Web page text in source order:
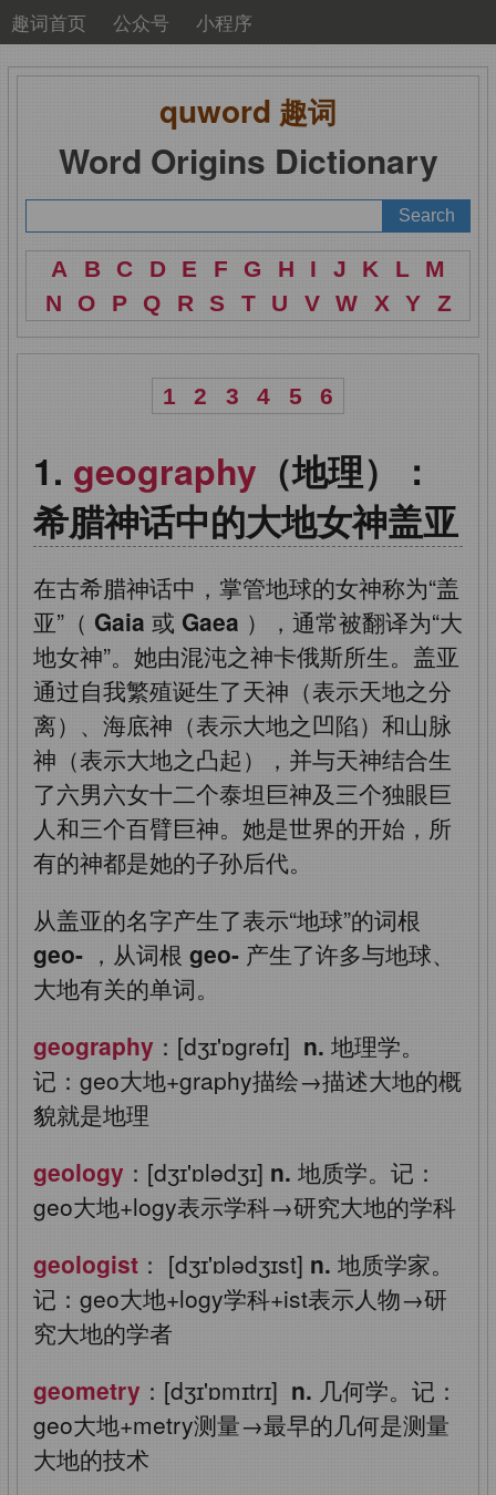
趣词首页 公众号 小程序
quword 趣词
Word Origins Dictionary
A B C D E F G H I J K L
M
N
O P Q R S T U V W X Y Z
1 2 3 4 5 6
geography （地理）：
希腊神话中的大地女神盖亚
在古希腊神话中，掌管地球的女神称为“盖
亚”（ Gaia 或 Gaea ），通常被翻译为“大
地女神”。她由混沌之神卡俄斯所生。盖亚
通过自我繁殖诞生了天神（表示天地之分
离）、海底神（表示大地之凹陷）和山脉
神（表示大地之凸起），并与天神结合生
了六男六女十二个泰坦巨神及三个独眼巨
人和三个百臂巨神。她是世界的开始，所
有的神都是她的子孙后代。
从盖亚的名字产生了表示“地球”的词根
geo- ，从词根 geo- 产生了许多与地球、
大地有关的单词。
geography ：[dʒɪ'ɒgrəfɪ] n. 地理学。
记：geo大地+graphy描绘→描述大地的概
貌就是地理
geology ：[dʒɪ'ɒlədʒɪ] n. 地质学。记：
geo大地+logy表示学科→研究大地的学科
geologist ： [dʒɪ'ɒlədʒɪst] n. 地质学家。
记：geo大地+logy学科+ist表示人物→研
究大地的学者
geometry ：[dʒɪ'ɒmɪtrɪ] n. 几何学。记：
geo大地+metry测量→最早的几何是测量
大地的技术